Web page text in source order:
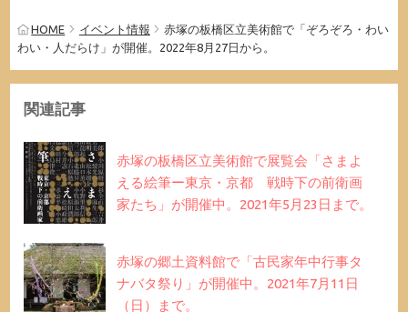
HOME イベント情報
赤塚の板橋区立美術館で「ぞろぞろ・わい
わい・人だらけ」が開催。2022年8月27日から。
関連記事
赤塚の板橋区立美術館で展覧会「さまよ
える絵筆ー東京・京都 戦時下の前衛画
家たち」が開催中。2021年5月23日まで。
赤塚の郷土資料館で「古民家年中行事タ
ナバタ祭り」が開催中。2021年7月11日
（日）まで。